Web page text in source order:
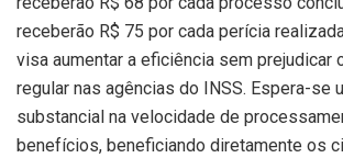
receberão R$ 75 por cada perícia
visa aumentar a eficiência sem prejudicar
regular nas agências do INSS. Espera-se
substancial na velocidade de
benefícios, beneficiando diretamente os